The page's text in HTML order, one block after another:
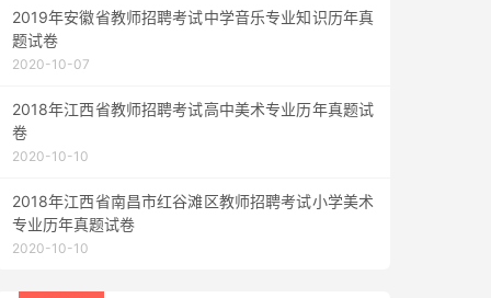
2019年安徽省教师招聘考试中学音乐专业知识历年真
题试卷
2020-10-07
2018年江西省教师招聘考试高中美术专业历年真题试
卷
2020-10-10
2018年江西省南昌市红谷滩区教师招聘考试小学美术
专业历年真题试卷
2020-10-10